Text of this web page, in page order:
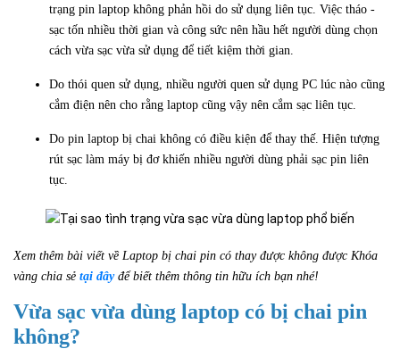
trạng pin laptop không phản hồi do sử dụng liên tục. Việc tháo -
sạc tốn nhiều thời gian và công sức nên hầu hết người dùng chọn
cách vừa sạc vừa sử dụng để tiết kiệm thời gian.
Do thói quen sử dụng, nhiều người quen sử dụng PC lúc nào cũng
cắm điện nên cho rằng laptop cũng vậy nên cắm sạc liên tục.
Do pin laptop bị chai không có điều kiện để thay thế. Hiện tượng
rút sạc làm máy bị đơ khiến nhiều người dùng phải sạc pin liên
tục.
Xem thêm bài viết về Laptop bị chai pin có thay được không được Khóa
vàng chia sẻ tại đâyđể biết thêm thông tin hữu ích bạn nhé!
Vừa sạc vừa dùng laptop có bị chai pin
không?